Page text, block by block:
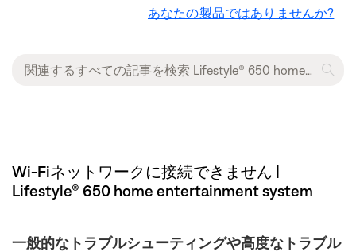
あなたの製品ではありませんか?
Wi-Fiネットワークに接続できません |
Lifestyle® 650 home entertainment system
一般的なトラブルシューティングや高度なトラブル